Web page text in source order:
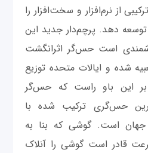
از نرم‌افزار و سخت‌افزار را
توسعه دهد. پرچم‌دار جدید این
است حس‌گر اثرانگشت
شده و ایالات متحده توزیع
این باو راست که حس‌گر
حس‌گری ترکیب شده با
است. گوشی که بنا به
قادر است گوشی را آنلاک